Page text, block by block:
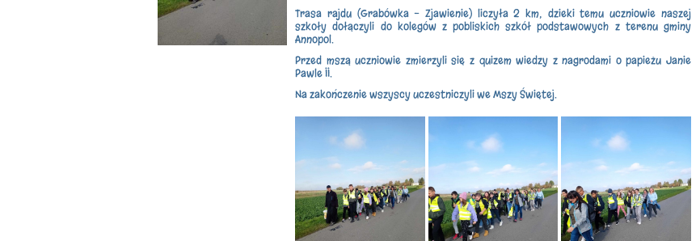
Trasa rajdu (Grabówka - Zjawienie) liczyła 2 km, dzieki temuuczniowie naszej
szkoły dołączyli do kolegów z pobliskich szkół podstawowych z terenu gminy
Annopol.
Przed mszą uczniowie zmierzyli się z quizem wiedzy z nagrodami o papieżu Janie
Pawle II.
Na zakończenie wszyscy uczestniczyli we Mszy Świętej.